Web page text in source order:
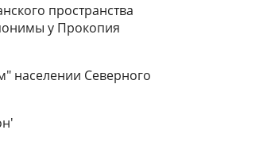
пространства
у Прокопия
населении Северного